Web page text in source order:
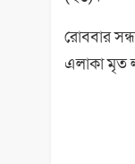
রোববার
এলাকা মৃত